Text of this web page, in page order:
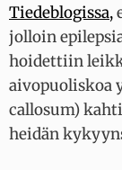
Tiedeblogissa,
jolloin
hoidettiin
aivopuoliskoa
callosum)
heidän